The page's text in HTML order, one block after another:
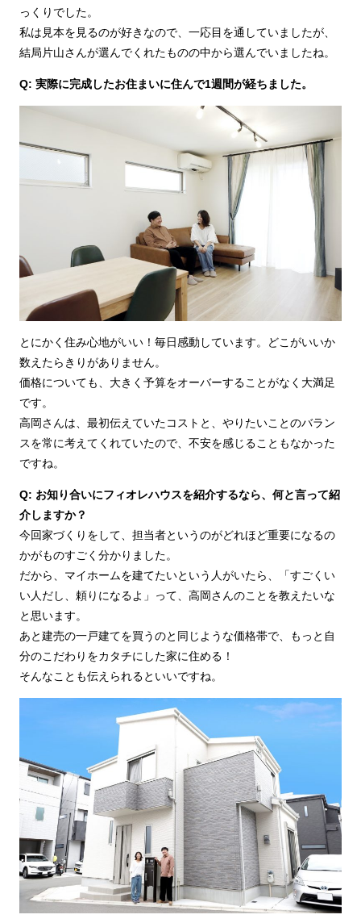
っくりでした。
私は見本を見るのが好きなので、一応目を通していましたが、
結局片山さんが選んでくれたものの中から選んでいましたね。
Q: 実際に完成したお住まいに住んで1週間が経ちました。
とにかく住み心地がいい！毎日感動しています。どこがいいか
数えたらきりがありません。
価格についても、大きく予算をオーバーすることがなく大満足
です。
高岡さんは、最初伝えていたコストと、やりたいことのバラン
スを常に考えてくれていたので、不安を感じることもなかった
ですね。
Q: お知り合いにフィオレハウスを紹介するなら、何と言って紹
介しますか？
今回家づくりをして、担当者というのがどれほど重要になるの
かがものすごく分かりました。
だから、マイホームを建てたいという人がいたら、「すごくい
い人だし、頼りになるよ」って、高岡さんのことを教えたいな
と思います。
あと建売の一戸建てを買うのと同じような価格帯で、もっと自
分のこだわりをカタチにした家に住める！
そんなことも伝えられるといいですね。